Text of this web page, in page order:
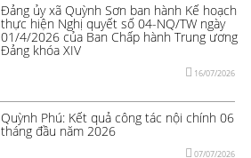
Đảng ủy xã Quỳnh Sơn ban hành Kế hoạch
thực hiện Nghị quyết số 04-NQ/TW ngày
01/4/2026 của Ban Chấp hành Trung ương
Đảng khóa XIV
16/07/2026
Quỳnh Phú: Kết quả công tác nội chính 06
tháng đầu năm 2026
07/07/2026